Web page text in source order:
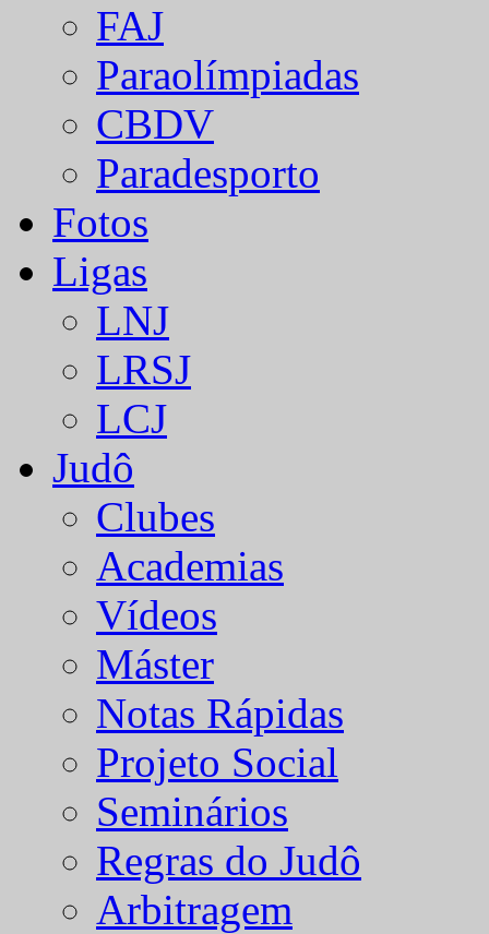
FAJ
Paraolímpiadas
CBDV
Paradesporto
Fotos
Ligas
LNJ
LRSJ
LCJ
Judô
Clubes
Academias
Vídeos
Máster
Notas Rápidas
Projeto Social
Seminários
Regras do Judô
Arbitragem